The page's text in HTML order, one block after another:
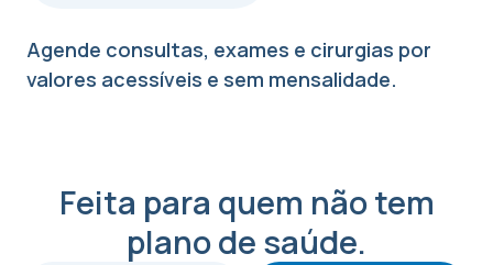
Agende consultas, exames e cirurgias por
valores acessíveis e sem mensalidade.
Feita para quem não tem
plano de saúde.